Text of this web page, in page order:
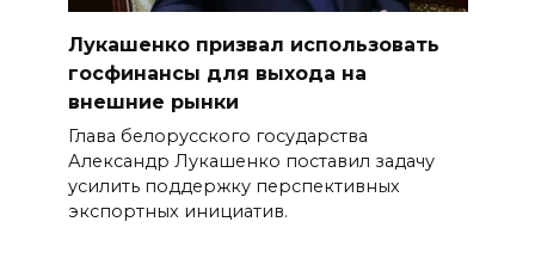
Лукашенко призвал использовать
госфинансы для выхода на
внешние рынки
Глава белорусского государства
Александр Лукашенко поставил задачу
усилить поддержку перспективных
экспортных инициатив.